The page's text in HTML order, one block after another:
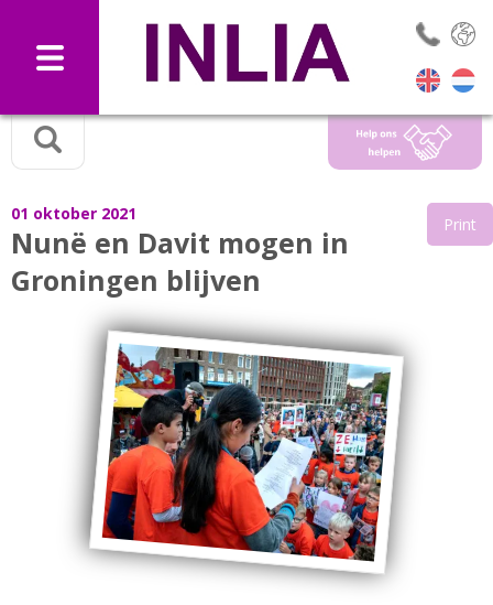
01 oktober 2021
Nunë en Davit mogen in
Groningen blijven
Print